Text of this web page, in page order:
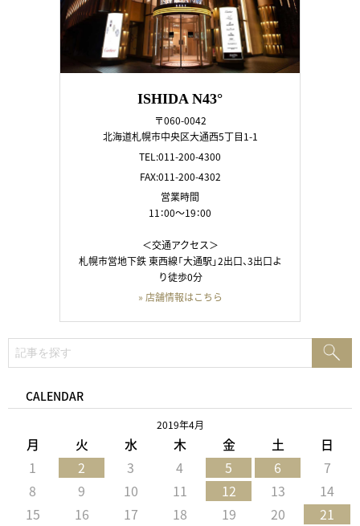
ISHIDA N43°
〒060-0042
北海道札幌市中央区大通西5丁目1-1
TEL:011-200-4300
FAX:011-200-4302
営業時間
11：00～19：00
＜交通アクセス＞
札幌市営地下鉄 東西線「大通駅」2出口、3出口よ
り徒歩0分
» 店舗情報はこちら
索:
CALENDAR
2019年4月
月 火 水 木 金 土 日
1 2 3 4 5 6
7
8
9 10 11 12 13
14
15
16 17 18 19 20
21